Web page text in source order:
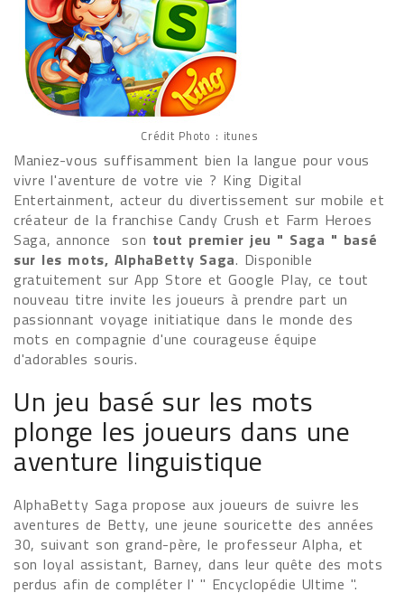
Crédit Photo : itunes
Maniez-vous suffisamment bien la langue pour vous
vivre l'aventure de votre vie ? King Digital
Entertainment, acteur du divertissement sur mobile et
créateur de la franchise Candy Crush et Farm Heroes
Saga, annonce son tout premier jeu " Saga " basé
sur les mots, AlphaBetty Saga. Disponible
gratuitement sur App Store et Google Play, ce tout
nouveau titre invite les joueurs à prendre part un
passionnant voyage initiatique dans le monde des
mots en compagnie d'une courageuse équipe
d'adorables souris.
Un jeu basé sur les mots
plonge les joueurs dans une
aventure linguistique
AlphaBetty Saga propose aux joueurs de suivre les
aventures de Betty, une jeune souricette des années
30, suivant son grand-père, le professeur Alpha, et
son loyal assistant, Barney, dans leur quête des mots
perdus afin de compléter l' " Encyclopédie Ultime ".